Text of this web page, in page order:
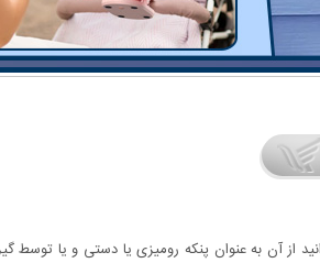
آن به عنوان پنکه رومیزی یا دستی و یا توسط